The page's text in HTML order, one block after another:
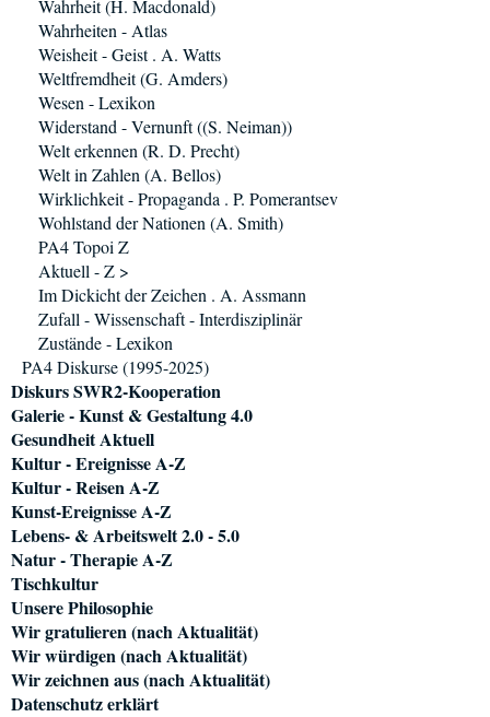
Wahrheit (H. Macdonald)
Wahrheiten - Atlas
Weisheit - Geist . A. Watts
Weltfremdheit (G. Amders)
Wesen - Lexikon
Widerstand - Vernunft ((S. Neiman))
Welt erkennen (R. D. Precht)
Welt in Zahlen (A. Bellos)
Wirklichkeit - Propaganda . P. Pomerantsev
Wohlstand der Nationen (A. Smith)
PA4 Topoi Z
Aktuell - Z >
Im Dickicht der Zeichen . A. Assmann
Zufall - Wissenschaft - Interdisziplinär
Zustände - Lexikon
PA4 Diskurse (1995-2025)
Diskurs SWR2-Kooperation
Galerie - Kunst & Gestaltung 4.0
Gesundheit Aktuell
Kultur - Ereignisse A-Z
Kultur - Reisen A-Z
Kunst-Ereignisse A-Z
Lebens- & Arbeitswelt 2.0 - 5.0
Natur - Therapie A-Z
Tischkultur
Unsere Philosophie
Wir gratulieren (nach Aktualität)
Wir würdigen (nach Aktualität)
Wir zeichnen aus (nach Aktualität)
Datenschutz erklärt